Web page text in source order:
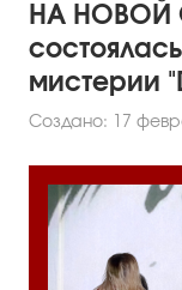
Проект «Театр
Отзывы и
Пресса
Отзывы
Правила
НА НОВОЙ
мистерии
Создано: 17